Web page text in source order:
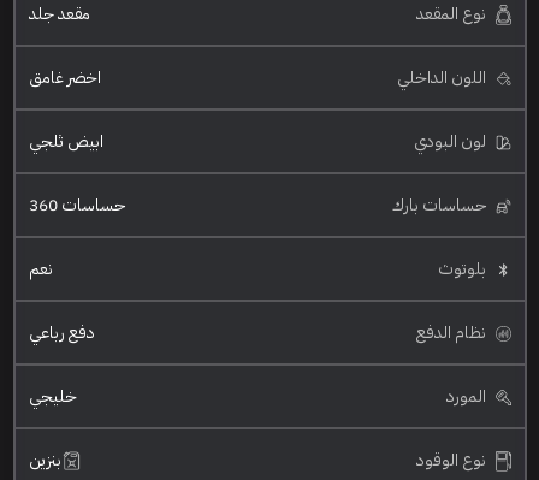
نوع المقعد مقعد جلد
اللون الداخلي اخضر غامق
لون البودي ابيض ثلجي
حساسات بارك حساسات 360
بلوتوث نعم
نظام الدفع دفع رباعي
المورد خليجي
نوع الوقود بنزين